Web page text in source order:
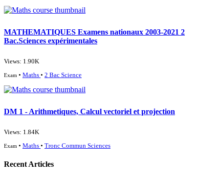
MATHEMATIQUES Examens nationaux 2003-2021 2
Bac.Sciences expérimentales
Views: 1.90K
Exam • Maths • 2 Bac Science
DM 1 - Arithmetiques, Calcul vectoriel et projection
Views: 1.84K
Exam • Maths • Tronc Commun Sciences
Recent Articles